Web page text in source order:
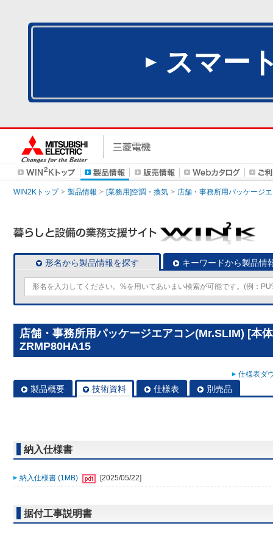
スマー
WIN2Kトップ 製品情報 [業務用]空調・換気 店舗・事務所用パッケージ
形名から製品情報を探す キーワードから製品情
店舗・事務所用パッケージエアコン(Mr.SLIM) [本
ZRMP80HA15
仕様表ダ
製品概要 技術資料 仕様表 別売品
納入仕様書
納入仕様書 (1MB) [2025/05/22]
据付工事説明書